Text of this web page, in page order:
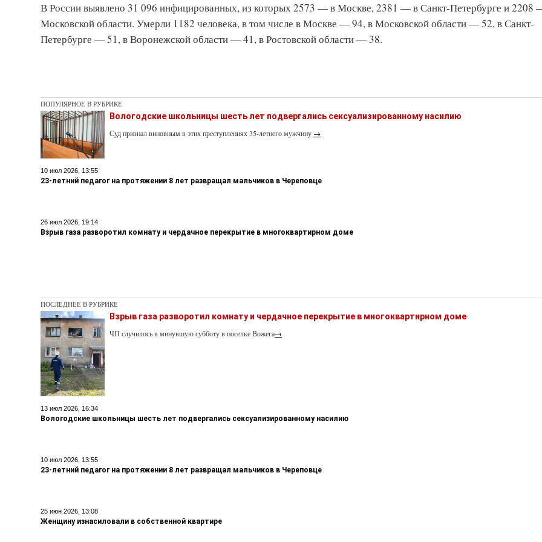
В России выявлено 31 096 инфицированных, из которых 2573 — в Москве, 2381 — в Санкт-Петербурге и 2208
Московской области. Умерли 1182 человека, в том числе в Москве — 94, в Московской области — 52, в Санкт-
Петербурге — 51, в Воронежской области — 41, в Ростовской области — 38.
ПОПУЛЯРНОЕ В РУБРИКЕ
Вологодские школьницы шесть лет подвергались сексуализированному насилию
Суд признал виновным в этих преступлениях 35-летнего мужчину →
10 июл 2026, 13:55
23-летний педагог на протяжении 8 лет развращал мальчиков в Череповце
26 июл 2026, 19:14
Взрыв газа разворотил комнату и чердачное перекрытие в многоквартирном доме
ПОСЛЕДНЕЕ В РУБРИКЕ
Взрыв газа разворотил комнату и чердачное перекрытие в многоквартирном доме
ЧП случилось в минувшую субботу в поселке Вожега→
13 июл 2026, 16:34
Вологодские школьницы шесть лет подвергались сексуализированному насилию
10 июл 2026, 13:55
23-летний педагог на протяжении 8 лет развращал мальчиков в Череповце
25 июн 2026, 13:08
Женщину изнасиловали в собственной квартире